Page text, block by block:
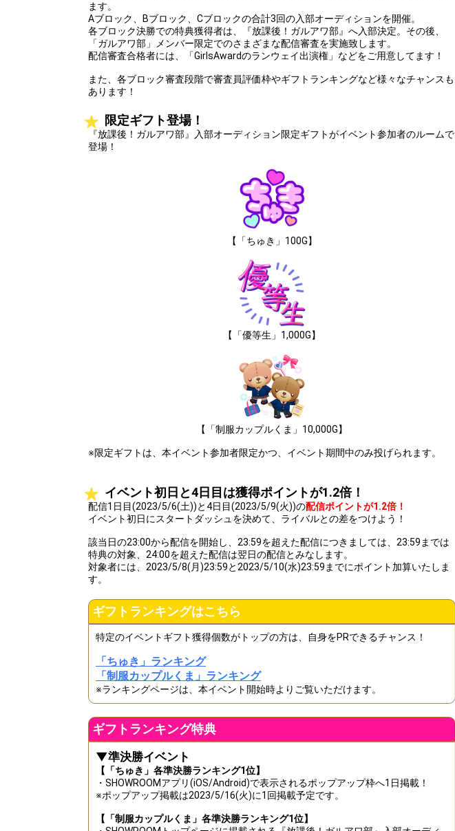
ます。
Aブロック、Bブロック、Cブロックの合計3回の入部オーディションを開催。
各ブロック決勝での特典獲得者は、『放課後！ガルアワ部』へ入部決定。その後、
「ガルアワ部」メンバー限定でのさまざまな配信審査を実施致します。
配信審査合格者には、「GirlsAwardのランウェイ出演権」などをご用意してます！
また、各ブロック審査段階で審査員評価枠やギフトランキングなど様々なチャンスも
あります！
限定ギフト登場！
『放課後！ガルアワ部』入部オーディション限定ギフトがイベント参加者のルームで
登場！
【「ちゅき」100G】
【「優等生」1,000G】
【「制服カップルくま」10,000G】
※限定ギフトは、本イベント参加者限定かつ、イベント期間中のみ投げられます。
イベント初日と4日目は獲得ポイントが1.2倍！
配信1日目(2023/5/6(土))と4日目(2023/5/9(火))の配信ポイントが1.2倍！
イベント初日にスタートダッシュを決めて、ライバルとの差をつけよう！
該当日の23:00から配信を開始し、23:59を超えた配信につきましては、23:59までは
特典の対象、24:00を超えた配信は翌日の配信とみなします。
対象者には、2023/5/8(月)23:59と2023/5/10(水)23:59までにポイント加算いたしま
す。
ギフトランキングはこちら
特定のイベントギフト獲得個数がトップの方は、自身をPRできるチャンス！
「ちゅき」ランキング
「制服カップルくま」ランキング
※ランキングページは、本イベント開始時よりご覧いただけます。
ギフトランキング特典
▼準決勝イベント
【「ちゅき」各準決勝ランキング1位】
・SHOWROOMアプリ(iOS/Android)で表示されるポップアップ枠へ1日掲載！
※ポップアップ掲載は2023/5/16(火)に1回掲載予定です。
【「制服カップルくま」各準決勝ランキング1位】